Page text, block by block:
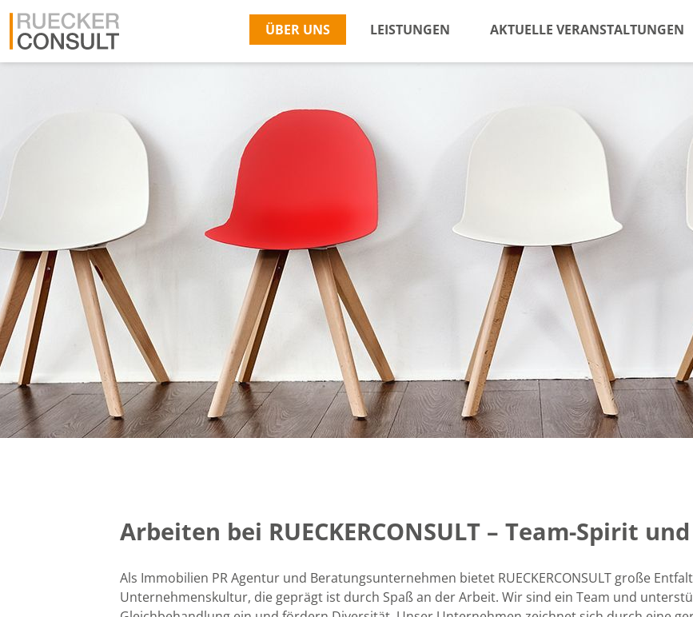
ÜBER UNS LEISTUNGEN AKTUELLE VERANSTALTUNGEN
Arbeiten bei RUECKERCONSULT – Team-Spirit
Als Immobilien PR Agentur und Beratungsunternehmen bietet RUECKERCONSULT große
Unternehmenskultur, die geprägt ist durch Spaß an der Arbeit. Wir sind ein Team und